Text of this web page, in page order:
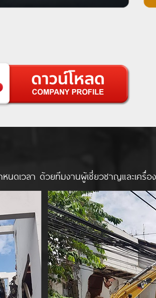
นดเวลา ด้วยทีมงานผู้เชี่ยวชาญและเครื่